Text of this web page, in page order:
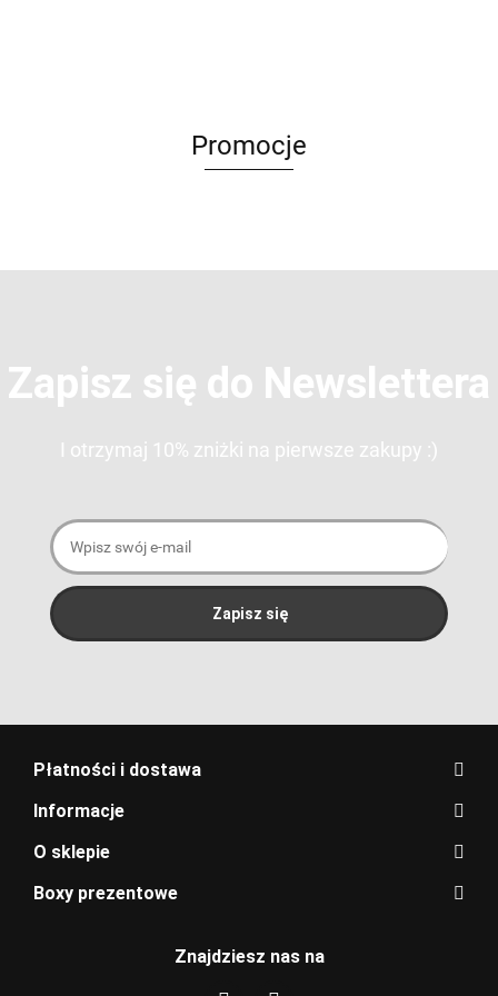
Promocje
Zapisz się do Newslettera
I otrzymaj 10% zniżki na pierwsze zakupy :)
Płatności i dostawa
Informacje
O sklepie
Boxy prezentowe
Znajdziesz nas na